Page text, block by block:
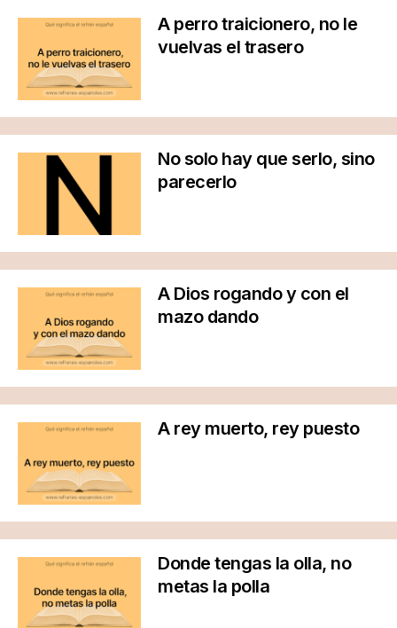
A perro traicionero, no le
vuelvas el trasero
No solo hay que serlo, sino
parecerlo
A Dios rogando y con el
mazo dando
A rey muerto, rey puesto
Donde tengas la olla, no
metas la polla